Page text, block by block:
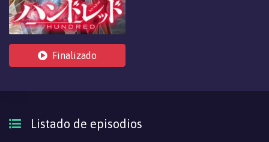
Finalizado
Listado de episodios